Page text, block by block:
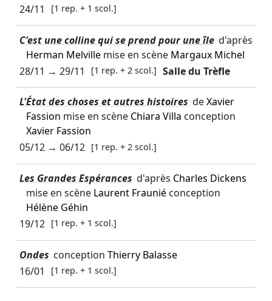
24/11
[1 rep. + 1 scol.]
C'est une colline qui se prend pour une île d'après
Herman Melvillemise en scène Margaux Michel
28/11 → 29/11 [1 rep. + 2 scol.] Salle du Trèfle
L'État des choses et autres histoires deXavier
Fassion mise en scène Chiara Villa conception
Xavier Fassion
05/12→ 06/12 [1 rep. + 2 scol.]
Les Grandes Espérances d'après Charles Dickens
mise en scène Laurent Frauniéconception
Hélène Géhin
19/12 [1 rep. + 1 scol.]
Ondes conception Thierry Balasse
16/01
[1 rep. + 1 scol.]